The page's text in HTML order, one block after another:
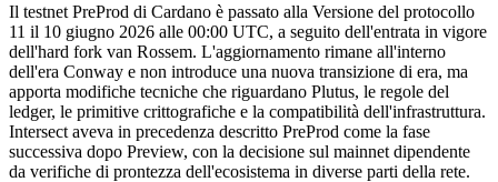
Il testnet PreProd di Cardano è passato alla Versione del protocollo
11 il 10 giugno 2026 alle 00:00 UTC, a seguito dell'entrata in vigore
dell'hard fork van Rossem. L'aggiornamento rimane all'interno
dell'era Conway e non introduce una nuova transizione di era, ma
apporta modifiche tecniche che riguardano Plutus, le regole del
ledger, le primitive crittografiche e la compatibilità dell'infrastruttura.
Intersect aveva in precedenza descritto PreProd come la fase
successiva dopo Preview, con la decisione sul mainnet dipendente
da verifiche di prontezza dell'ecosistema in diverse parti della rete.